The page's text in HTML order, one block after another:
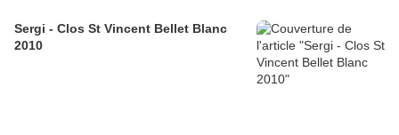
Sergi - Clos St Vincent Bellet Blanc
2010